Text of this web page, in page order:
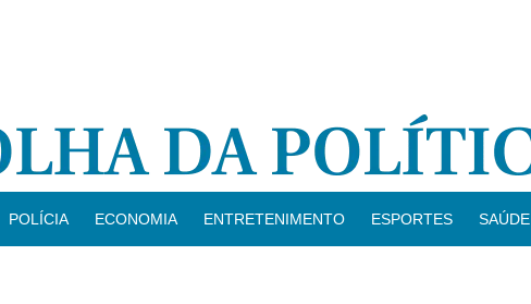
POLÍCIA ECONOMIA ENTRETENIMENTO ESPORTES SAÚDE